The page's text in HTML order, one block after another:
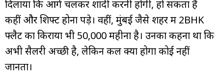
दिलाया कि आगे चलकर शादी करनी होगी, हो सकता है
कहीं और शिफ्ट होना पड़े। वहीं, मुंबई जैसे शहर में 2BHK
फ्लैट का किराया भी ₹50,000 महीना है। उनका कहना था कि
अभी सैलरी अच्छी है, लेकिन कल क्या होगा कोई नहीं
जानता।